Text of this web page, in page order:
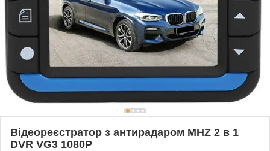
Відеореєстратор з антирадаром MHZ 2 в 1
DVR VG3 1080P